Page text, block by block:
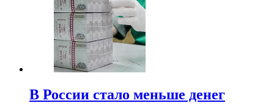
В России стало меньше денег